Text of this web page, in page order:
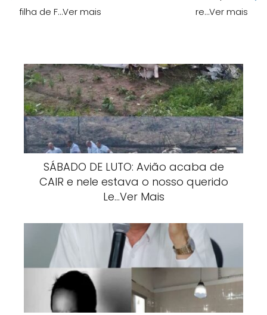
filha de F…Ver mais
re…Ver mais
SÁBADO DE LUTO: Avião acaba de
CAIR e nele estava o nosso querido
Le…Ver Mais